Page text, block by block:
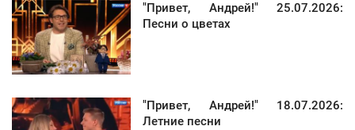
"Привет, Андрей!" 25.07.2026:
Песни о цветах
"Привет, Андрей!" 18.07.2026:
Летние песни